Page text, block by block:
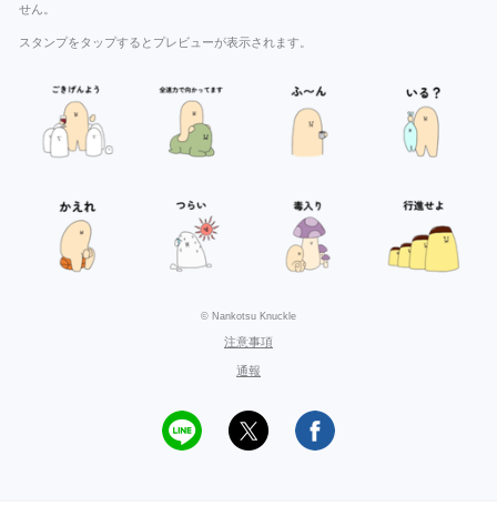
せん。
スタンプをタップするとプレビューが表示されます。
© Nankotsu Knuckle
注意事項
通報